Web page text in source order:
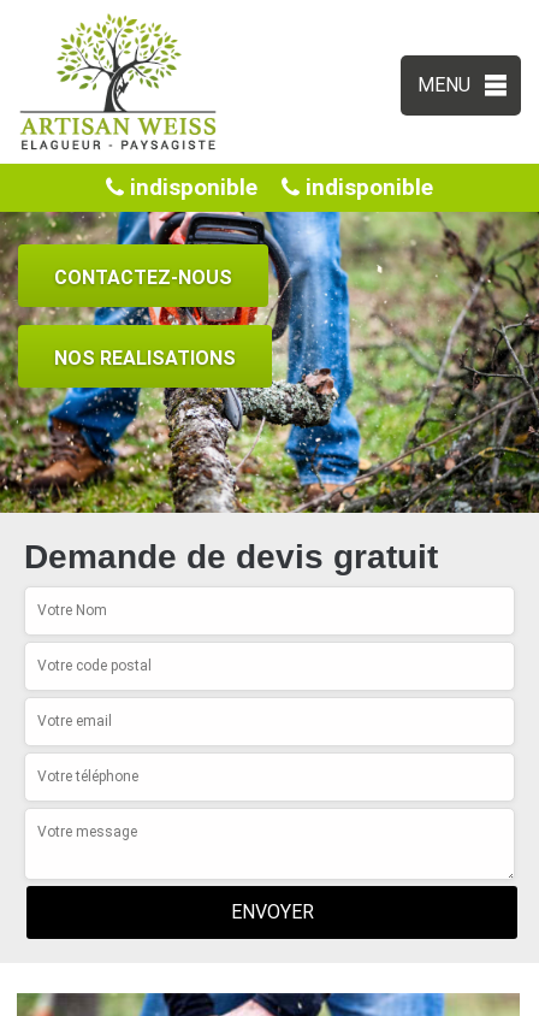
MENU
indisponible indisponible
CONTACTEZ-NOUS
NOS REALISATIONS
Demande de devis gratuit